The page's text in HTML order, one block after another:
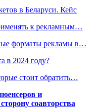
в Беларуси. Кейс
к рекламным…
форматы рекламы в…
в 2024 году?
стоит обратить…
и
соавторства